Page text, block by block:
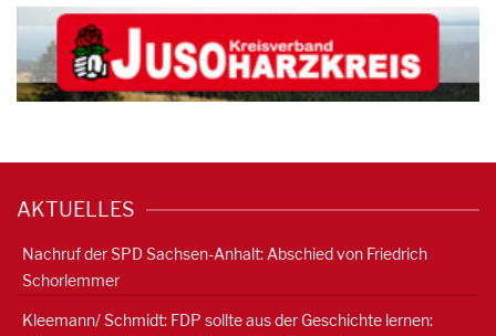
AKTUELLES
Nachruf der SPD Sachsen-Anhalt: Abschied von Friedrich
Schorlemmer
Kleemann/ Schmidt: FDP sollte aus der Geschichte lernen: